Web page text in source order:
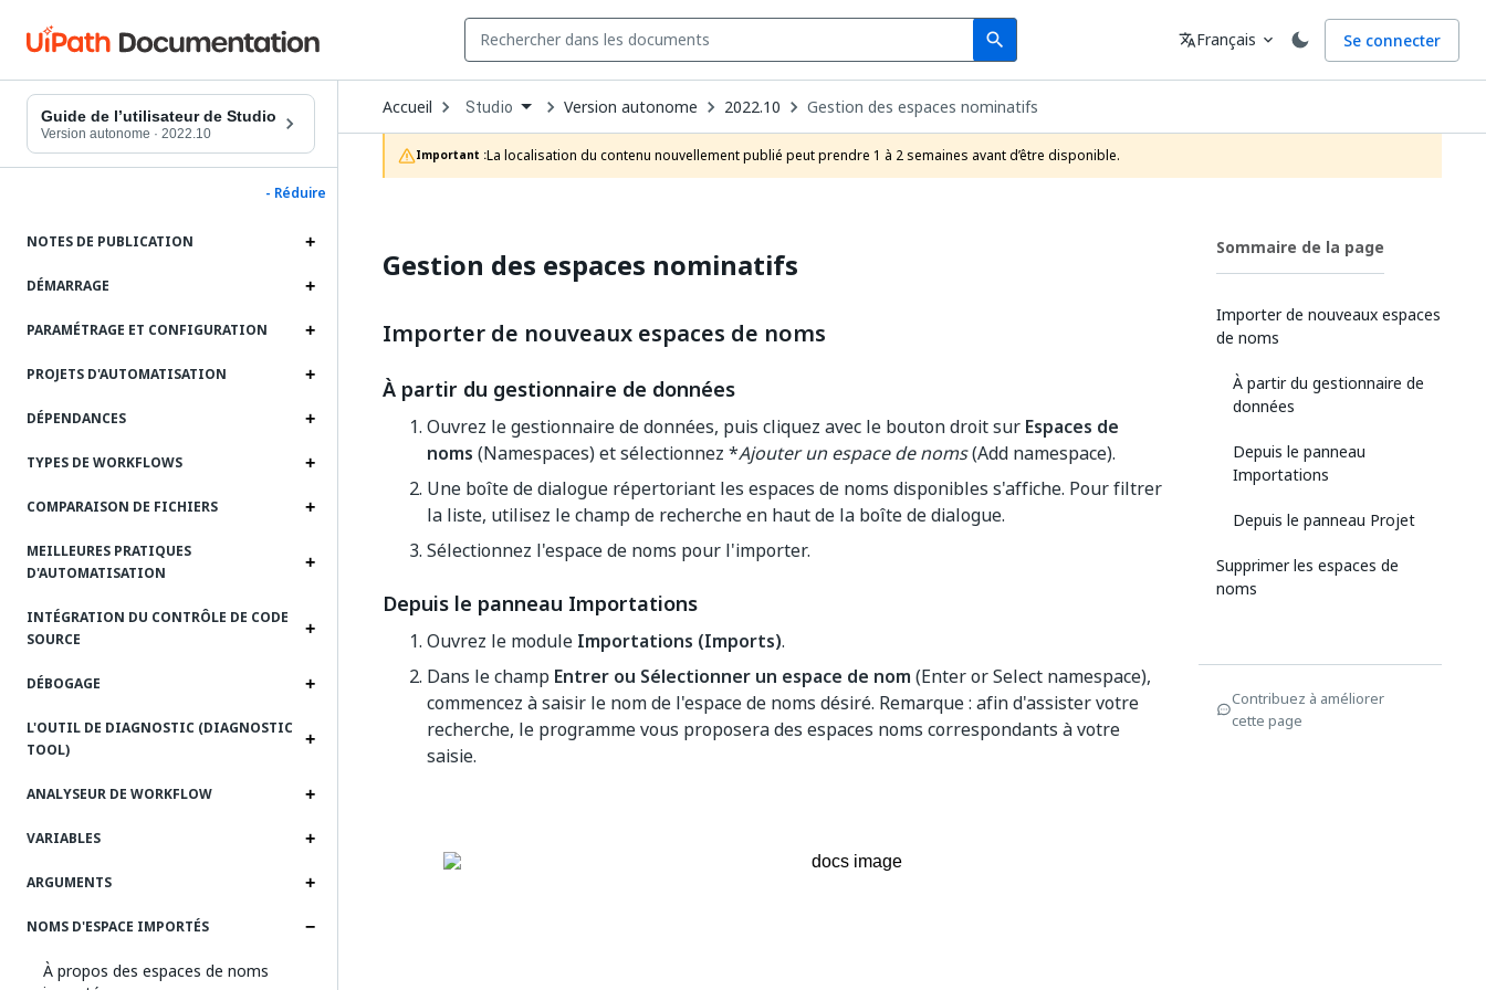
search
Search Langue
translateFrançais expand_more Se connecter
Guide de l’utilisateur de Studio
Version autonome · 2022.10
- Réduire
NOTES DE PUBLICATION
DÉMARRAGE
PARAMÉTRAGE ET CONFIGURATION
PROJETS D'AUTOMATISATION
DÉPENDANCES
TYPES DE WORKFLOWS
COMPARAISON DE FICHIERS
MEILLEURES PRATIQUES
D'AUTOMATISATION
INTÉGRATION DU CONTRÔLE DE CODE
SOURCE
DÉBOGAGE
L'OUTIL DE DIAGNOSTIC (DIAGNOSTIC
TOOL)
ANALYSEUR DE WORKFLOW
VARIABLES
ARGUMENTS
NOMS D'ESPACE IMPORTÉS
À propos des espaces de noms
Accueil Open
Dropdown
to
choose
product
Studio Version autonome 2022.10 Gestion des espaces nominatifs
Important :La localisation du contenu nouvellement publié peut prendre 1 à 2 semaines avant d’être disponible.
Gestion des espaces nominatifs
Importer de nouveaux espaces de noms
À partir du gestionnaire de données
Ouvrez le gestionnaire de données, puis cliquez avec le bouton droit sur Espaces de
noms (Namespaces) et sélectionnez *Ajouter un espace de noms(Add namespace).
Une boîte de dialogue répertoriant les espaces de noms disponibles s'affiche. Pour filtrer
la liste, utilisez le champ de recherche en haut de la boîte de dialogue.
Sélectionnez l'espace de noms pour l'importer.
Depuis le panneau Importations
Ouvrez le module Importations (Imports).
Dans le champ Entrer ou Sélectionner un espace de nom (Enter or Select namespace),
commencez à saisir le nom de l'espace de noms désiré. Remarque : afin d'assister votre
recherche, le programme vous proposera des espaces noms correspondants à votre
saisie.
Sommaire de la page
Importer de nouveaux espaces
de noms
À partir du gestionnaire de
données
Depuis le panneau
Importations
Depuis le panneau Projet
Supprimer les espaces de
noms
Contribuez à améliorer
cette page